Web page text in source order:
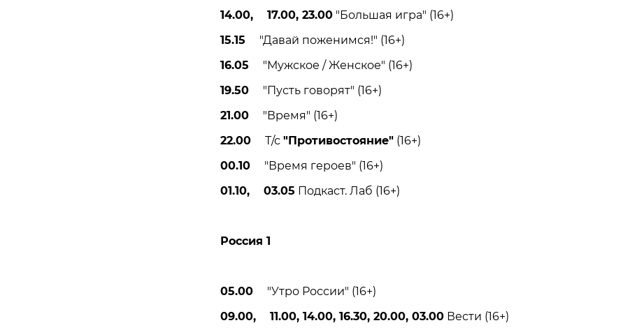
14.00, 17.00, 23.00"Большая игра" (16+)
15.15 "Давай поженимся!" (16+)
16.05 "Мужское / Женское" (16+)
19.50"Пусть говорят" (16+)
21.00"Время" (16+)
22.00Т/с "Противостояние"(16+)
00.10"Время героев" (16+)
01.10, 03.05 Подкаст. Лаб (16+)
Россия 1
05.00"Утро России" (16+)
09.00, 11.00, 14.00, 16.30, 20.00, 03.00Вести (16+)